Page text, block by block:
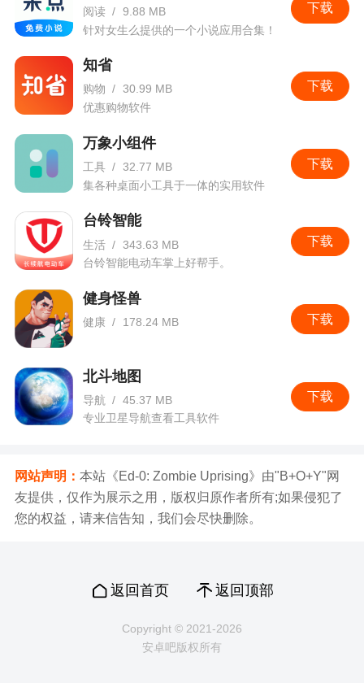
下载
阅读 / 9.88 MB
针对女生么提供的一个小说应用合集！
下载
知省
购物 / 30.99 MB
优惠购物软件
下载
万象小组件
工具 / 32.77 MB
集各种桌面小工具于一体的实用软件
下载
台铃智能
生活 / 343.63 MB
台铃智能电动车掌上好帮手。
下载
健身怪兽
健康 / 178.24 MB
下载
北斗地图
导航 / 45.37 MB
专业卫星导航查看工具软件
网站声明： 本站《Ed-0: Zombie Uprising》由"B+O+Y"网
友提供，仅作为展示之用，版权归原作者所有;如果侵犯了
您的权益，请来信告知，我们会尽快删除。
返回首页 返回顶部
Copyright © 2021-2026
安卓吧版权所有